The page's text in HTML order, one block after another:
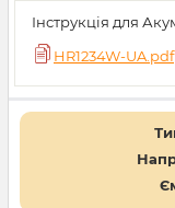
Інструкція для
HR1234W-UA.pdf